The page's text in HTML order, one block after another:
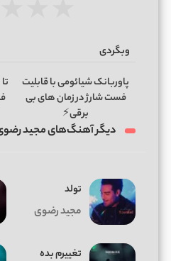
وبگردی
پاوربانک شیائومی با قابلیت
فست شارژ در زمان های بی
برقی⚡
دیگر آهنگ‌های مجید
تولد
مجید رضوی
تغییرم بده